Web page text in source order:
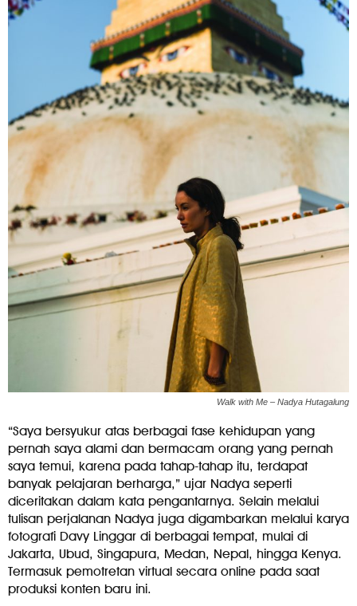
Walk with Me – Nadya Hutagalung
“Saya bersyukur atas berbagai fase kehidupan yang
pernah saya alami dan bermacam orang yang pernah
saya temui, karena pada tahap-tahap itu, terdapat
banyak pelajaran berharga,” ujar Nadya seperti
diceritakan dalam kata pengantarnya. Selain melalui
tulisan perjalanan Nadya juga digambarkan melalui karya
fotografi Davy Linggar di berbagai tempat, mulai di
Jakarta, Ubud, Singapura, Medan, Nepal, hingga Kenya.
Termasuk pemotretan virtual secara online pada saat
produksi konten baru ini.